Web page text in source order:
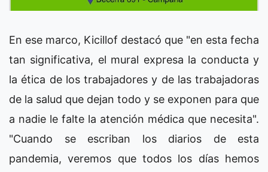
En ese marco, Kicillof destacó que "en esta fecha
tan significativa, el mural expresa la conducta y
la ética de los trabajadores y de las trabajadoras
de la salud que dejan todo y se exponen para que
a nadie le falte la atención médica que necesita".
"Cuando se escriban los diarios de esta
pandemia, veremos que todos los días hemos